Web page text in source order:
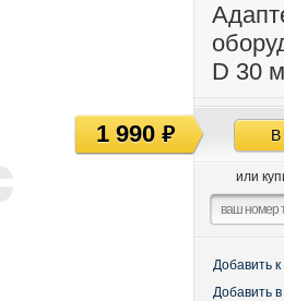
D 30
В
или
Добавить
Добавить
1 990руб